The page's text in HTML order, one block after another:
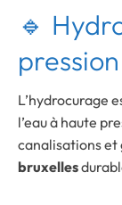
🔹
pression
L’hydrocurage
l’eau à haute
canalisations et
bruxelles